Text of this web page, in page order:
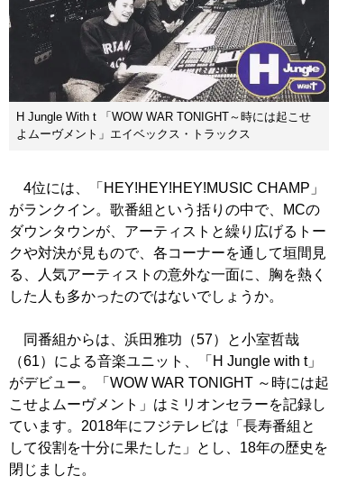
H Jungle With t 「WOW WAR TONIGHT～時には起こせ
よムーヴメント」エイベックス・トラックス
4位には、「HEY!HEY!HEY!MUSIC CHAMP」
がランクイン。歌番組という括りの中で、MCの
ダウンタウンが、アーティストと繰り広げるトー
クや対決が見もので、各コーナーを通して垣間見
る、人気アーティストの意外な一面に、胸を熱く
した人も多かったのではないでしょうか。
同番組からは、浜田雅功（57）と小室哲哉
（61）による音楽ユニット、「H Jungle with t」
がデビュー。「WOW WAR TONIGHT ～時には起
こせよムーヴメント」はミリオンセラーを記録し
ています。2018年にフジテレビは「長寿番組と
して役割を十分に果たした」とし、18年の歴史を
閉じました。